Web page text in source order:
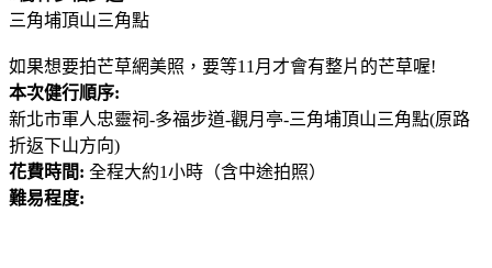
三角埔頂山三角點
如果想要拍芒草網美照，要等11月才會有整片的芒草喔!
本次健行順序:
新北市軍人忠靈祠-多福步道-觀月亭-三角埔頂山三角點(原路
折返下山方向)
花費時間: 全程大約1小時（含中途拍照）
難易程度: